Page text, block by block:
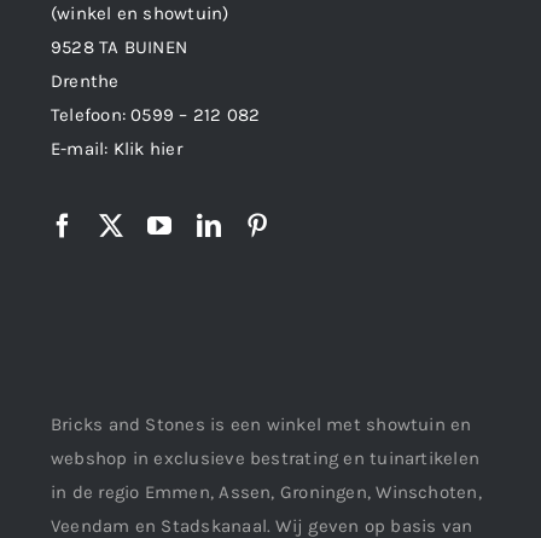
(winkel en showtuin)
9528 TA BUINEN
Drenthe
Telefoon:0599 – 212 082
E-mail: Klik hier
Bricks and Stones is een winkel met showtuin en
webshop in exclusieve bestrating en tuinartikelen
in de regio Emmen, Assen, Groningen, Winschoten,
Veendam en Stadskanaal. Wij geven op basis van